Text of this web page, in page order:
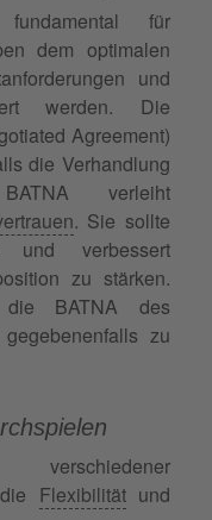
für
dem optimalen
und
werden. Die
Agreement)
die Verhandlung
verleiht
. Sie sollte
und verbessert
zu stärken.
BATNA des
zu
Flexibilitätund